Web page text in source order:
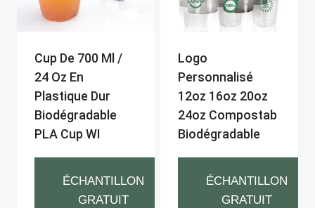
Cup De 700 Ml /
24 Oz En
Plastique Dur
Biodégradable
PLA Cup WI
ÉCHANTILLON
GRATUIT
Logo
Personnalisé
12oz 16oz 20oz
24oz Compostab
Biodégradable
ÉCHANTILLON
GRATUIT